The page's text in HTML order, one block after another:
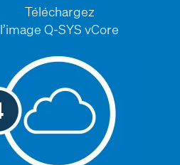
Téléchargez
l’image Q-SYS vCore